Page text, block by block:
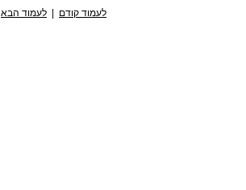
לעמוד קודם | לעמוד הבא